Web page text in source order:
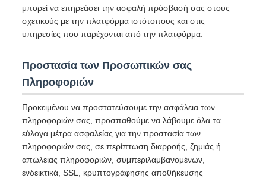
μπορεί να επηρεάσει την ασφαλή πρόσβασή σας στους
σχετικούς με την πλατφόρμα ιστότοπους και στις
υπηρεσίες που παρέχονται από την πλατφόρμα.
Προστασία των Προσωπικών σας
Πληροφοριών
Προκειμένου να προστατεύσουμε την ασφάλεια των
πληροφοριών σας, προσπαθούμε να λάβουμε όλα τα
εύλογα μέτρα ασφαλείας για την προστασία των
πληροφοριών σας, σε περίπτωση διαρροής, ζημιάς ή
απώλειας πληροφοριών, συμπεριλαμβανομένων,
ενδεικτικά, SSL, κρυπτογράφησης αποθήκευσης